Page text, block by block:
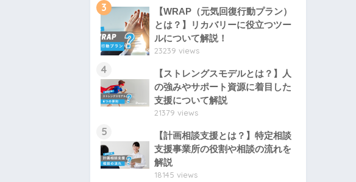
3
【WRAP（元気回復行動プラン）
とは？】リカバリーに役立つツー
ルについて解説！
23239 views
4
【ストレングスモデルとは？】人
の強みやサポート資源に着目した
支援について解説
21379 views
5
【計画相談支援とは？】特定相談
支援事業所の役割や相談の流れを
解説
18145 views